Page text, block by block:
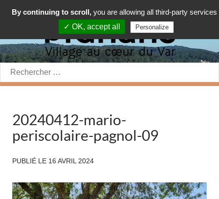
Rechercher:
20240412-mario-
periscolaire-pagnol-09
PUBLIÉ LE 16 AVRIL 2024
By continuing to scroll, you are allowing all third-party services
✓ OK, accept all
Personalize